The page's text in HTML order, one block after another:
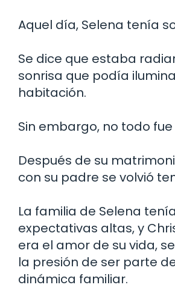
Aquel día, Selena tenía
Se dice que estaba
sonrisa que podía
habitación.
Sin embargo, no todo fue
Después de su
con su padre se volvió
La familia de Selena tenía
expectativas altas, y
era el amor de su vida,
la presión de ser parte
dinámica familiar.